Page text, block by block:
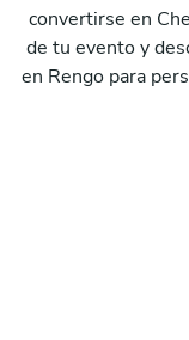
convertirse en
de tu evento y
en Rengo para